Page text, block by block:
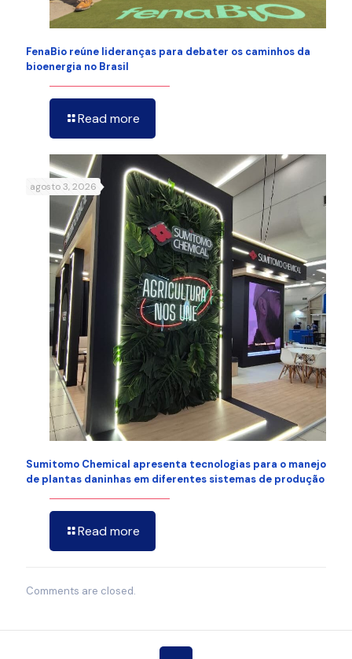
FenaBio reúne lideranças para debater os caminhos da
bioenergia no Brasil
Read more
agosto 3, 2026
Sumitomo Chemical apresenta tecnologias para o manejo
de plantas daninhas em diferentes sistemas de produção
Read more
Comments are closed.